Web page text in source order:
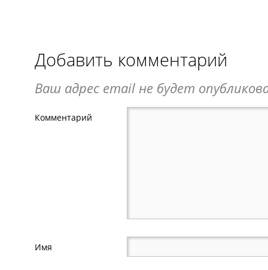
Добавить комментарий
Ваш адрес email не будет
Комментарий
Имя